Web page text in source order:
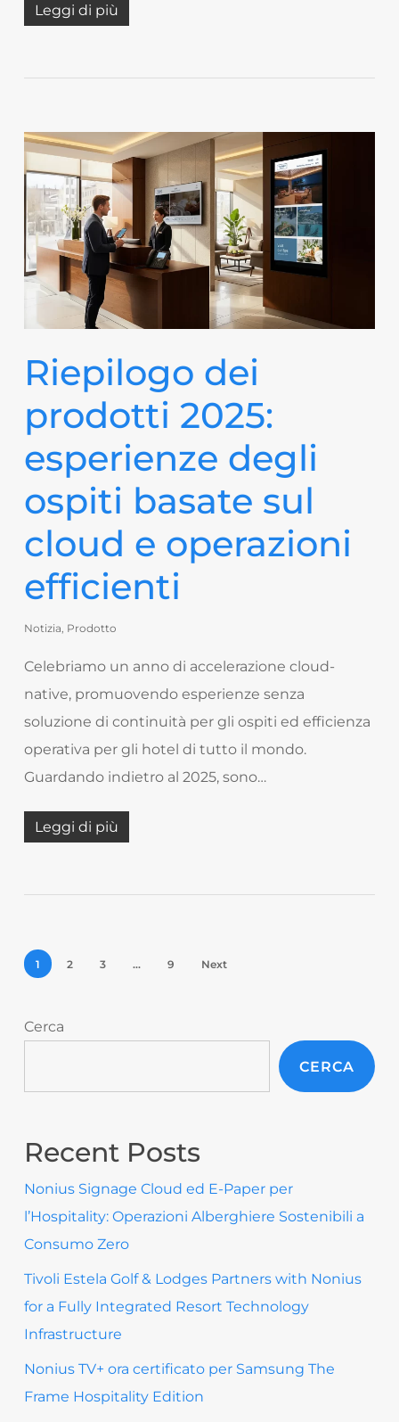
Leggi di più
Riepilogo dei
prodotti 2025:
esperienze degli
ospiti basate sul
cloud e operazioni
efficienti
Notizia, Prodotto
Celebriamo un anno di accelerazione cloud-
native, promuovendo esperienze senza
soluzione di continuità per gli ospiti ed efficienza
operativa per gli hotel di tutto il mondo.
Guardando indietro al 2025, sono…
Leggi di più
1 2 3 … 9 Next
Cerca
CERCA
Recent Posts
Nonius Signage Cloud ed E-Paper per
l’Hospitality: Operazioni Alberghiere Sostenibili a
Consumo Zero
Tivoli Estela Golf & Lodges Partners with Nonius
for a Fully Integrated Resort Technology
Infrastructure
Nonius TV+ ora certificato per Samsung The
Frame Hospitality Edition